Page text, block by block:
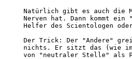
Natürlich gibt es auch die
Nerven hat. Dann kommt
Helfer des Scientologen
Der Trick: Der "Andere"
nichts. Er sitzt das (wie
von "neutraler Stelle" als